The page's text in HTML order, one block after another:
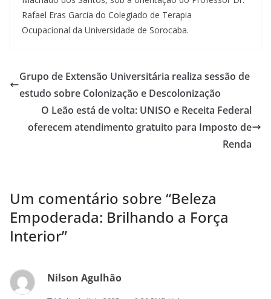
Rafael Eras Garcia do Colegiado de Terapia
Ocupacional da Universidade de Sorocaba.
Grupo de Extensão Universitária realiza sessão de
estudo sobre Colonização e Descolonização
O Leão está de volta: UNISO e Receita Federal
oferecem atendimento gratuito para Imposto de
Renda
Um comentário sobre “Beleza
Empoderada: Brilhando a Força
Interior”
Nilson Agulhão